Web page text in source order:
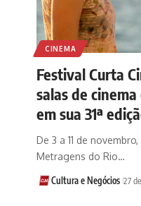
CINEMA
Festival Curta
salas de
em sua 31ª
De 3 a 11 de
Metragens do Rio…
Cultura e Negócios 27